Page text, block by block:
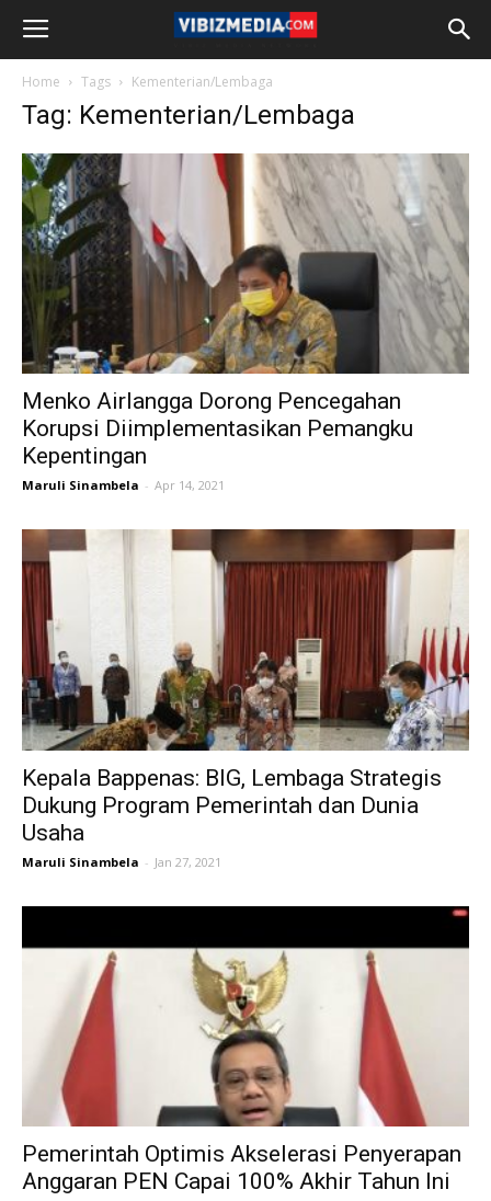
Home Tags Kementerian/Lembaga
Tag: Kementerian/Lembaga
Menko Airlangga Dorong Pencegahan
Korupsi Diimplementasikan Pemangku
Kepentingan
Maruli Sinambela - Apr 14, 2021
Kepala Bappenas: BIG, Lembaga Strategis
Dukung Program Pemerintah dan Dunia
Usaha
Maruli Sinambela - Jan 27, 2021
Pemerintah Optimis Akselerasi Penyerapan
Anggaran PEN Capai 100% Akhir Tahun Ini